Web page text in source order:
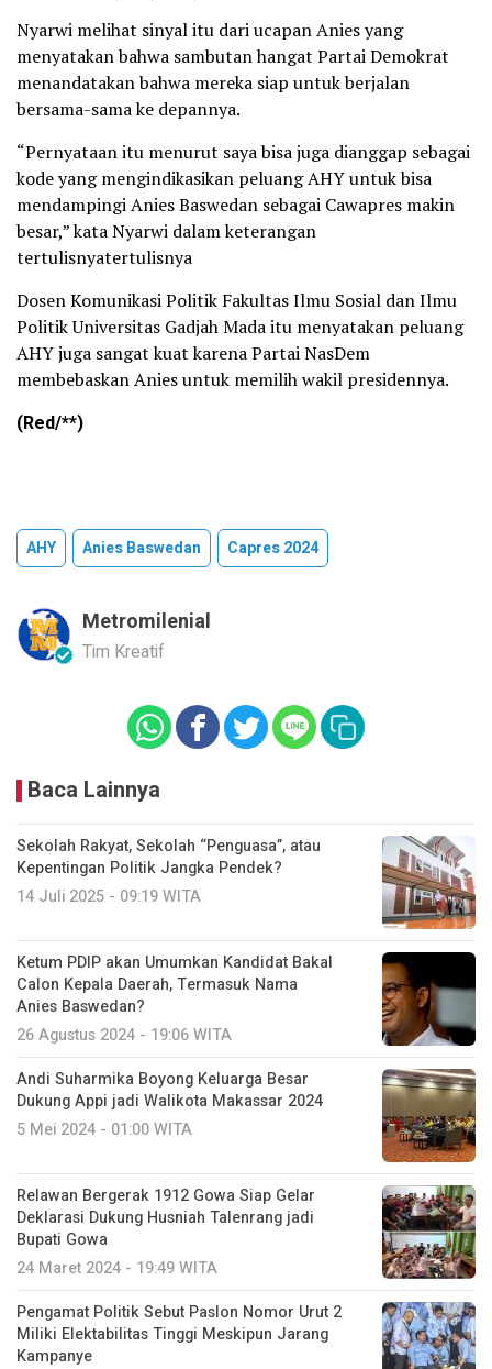
Nyarwi melihat sinyal itu dari ucapan Anies yang
menyatakan bahwa sambutan hangat Partai Demokrat
menandatakan bahwa mereka siap untuk berjalan
bersama-sama ke depannya.
“Pernyataan itu menurut saya bisa juga dianggap sebagai
kode yang mengindikasikan peluang AHY untuk bisa
mendampingi Anies Baswedan sebagai Cawapres makin
besar,” kata Nyarwi dalam keterangan
tertulisnyatertulisnya
Dosen Komunikasi Politik Fakultas Ilmu Sosial dan Ilmu
Politik Universitas Gadjah Mada itu menyatakan peluang
AHY juga sangat kuat karena Partai NasDem
membebaskan Anies untuk memilih wakil presidennya.
(Red/**)
AHY Anies Baswedan Capres 2024
Metromilenial
Tim Kreatif
Baca Lainnya
Sekolah Rakyat, Sekolah “Penguasa”, atau
Kepentingan Politik Jangka Pendek?
14 Juli 2025 - 09:19 WITA
Ketum PDIP akan Umumkan Kandidat Bakal
Calon Kepala Daerah, Termasuk Nama
Anies Baswedan?
26 Agustus 2024 - 19:06 WITA
Andi Suharmika Boyong Keluarga Besar
Dukung Appi jadi Walikota Makassar 2024
5 Mei 2024 - 01:00 WITA
Relawan Bergerak 1912 Gowa Siap Gelar
Deklarasi Dukung Husniah Talenrang jadi
Bupati Gowa
24 Maret 2024 - 19:49 WITA
Pengamat Politik Sebut Paslon Nomor Urut 2
Miliki Elektabilitas Tinggi Meskipun Jarang
Kampanye